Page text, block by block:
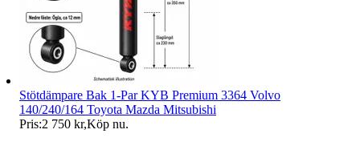
Stötdämpare Bak 1-Par KYB Premium 3364 Volvo
140/240/164 Toyota Mazda Mitsubishi
Pris:2 750 kr,Köp nu.